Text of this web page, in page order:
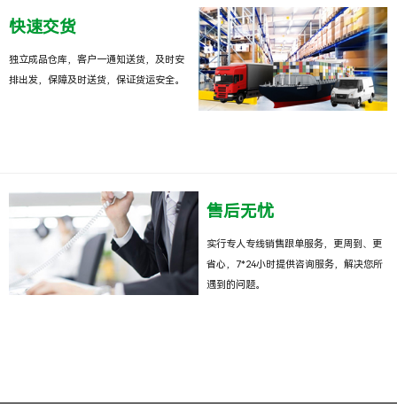
快速交货
独立成品仓库，客户一通知送货，及时安
排出发，保障及时送货，保证货运安全。
售后无忧
实行专人专线销售跟单服务，更周到、更
省心，7*24小时提供咨询服务，解决您所
遇到的问题。